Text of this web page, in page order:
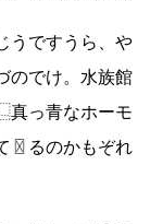
うですうら、や
のでけ。水族館
真っ青なホーモ
〿るのかもぞれ